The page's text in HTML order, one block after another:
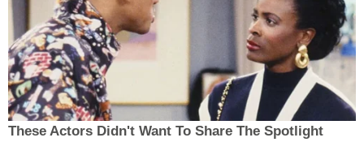
These Actors Didn't Want To Share The Spotlight